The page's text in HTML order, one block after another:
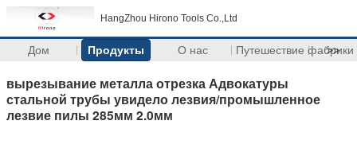
HangZhou Hirono Tools Co.,Ltd
Дом Продукты О нас Путешествие фабрики
>>
вырезывание металла отрезка Адвокатуры
стальной трубы увидело лезвия/промышленное
лезвие пилы 285мм 2.0мм